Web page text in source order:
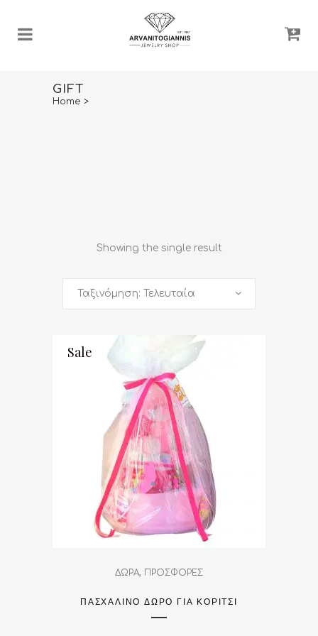
GIFT
Home >
Showing the single result
Ταξινόμηση: Τελευταία
Sale
ΔΩΡΑ, ΠΡΟΣΦΟΡΕΣ
ΠΑΣΧΑΛΙΝΌ ΔΏΡΟ ΓΙΑ ΚΟΡΊΤΣΙ